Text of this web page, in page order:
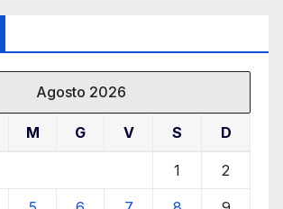
Agosto 2026
M G V S D
1 2